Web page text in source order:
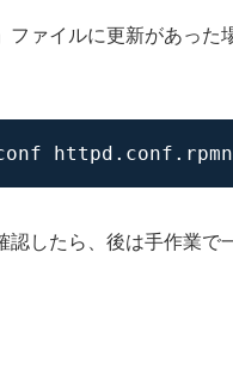
ファイルに更新があっ
認したら、後は手作業で